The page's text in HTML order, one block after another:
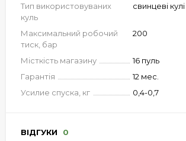
Тип використовуваних
куль
свинцеві кулі
Максимальний робочий
тиск, бар
200
Місткість магазину
16 пуль
Гарантія
12 мес.
Усилие спуска, кг
0,4-0,7
ВІДГУКИ 0